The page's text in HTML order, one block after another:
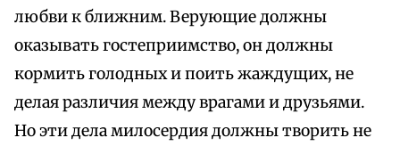
любви к ближним. Верующие должны
оказывать гостеприимство, он должны
кормить голодных и поить жаждущих, не
делая различия между врагами и друзьями.
Но эти дела милосердия должны творить не